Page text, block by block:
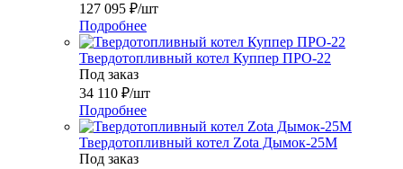
127 095 ₽/шт
Подробнее
Твердотопливный котел Куппер ПРО-22
Под заказ
34 110 ₽/шт
Подробнее
Твердотопливный котел Zota Дымок-25М
Под заказ